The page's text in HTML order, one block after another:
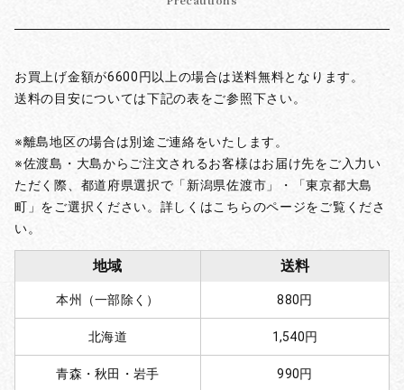
お買上げ金額が6600円以上の場合は送料無料となります。
送料の目安については下記の表をご参照下さい。
※離島地区の場合は別途ご連絡をいたします。
※佐渡島・大島からご注文されるお客様はお届け先をご入力い
ただく際、都道府県選択で「新潟県佐渡市」・「東京都大島
町」をご選択ください。詳しくはこちらのページをご覧くださ
い。
地域 送料
本州（一部除く） 880円
北海道 1,540円
青森・秋田・岩手 990円